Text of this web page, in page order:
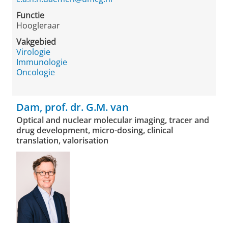
Functie
Hoogleraar
Vakgebied
Virologie
Immunologie
Oncologie
Dam, prof. dr. G.M. van
Optical and nuclear molecular imaging, tracer and
drug development, micro-dosing, clinical
translation, valorisation